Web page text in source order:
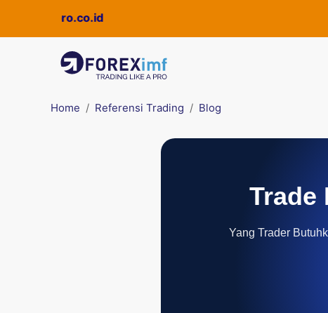
Quickpro.co.id
Home Referensi Trading Blog
Trade
Yang Trader